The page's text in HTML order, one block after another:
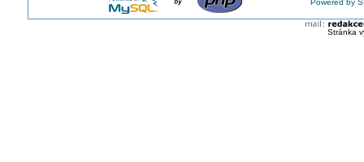
Powered by
Stránka